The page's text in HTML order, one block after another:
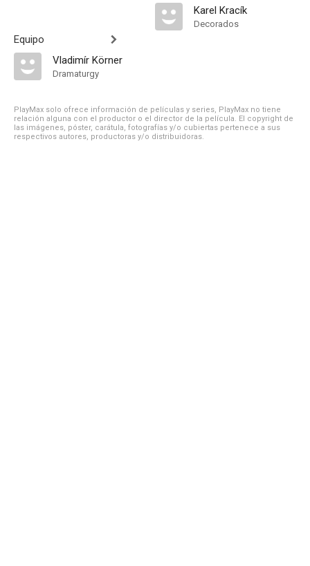
Equipo
Vladimír Körner
Dramaturgy
Karel Kracík
Decorados
PlayMax solo ofrece información de películas y series, PlayMax no tiene
relación alguna con el productor o el director de la película. El copyright de
las imágenes, póster, carátula, fotografías y/o cubiertas pertenece a sus
respectivos autores, productoras y/o distribuidoras.